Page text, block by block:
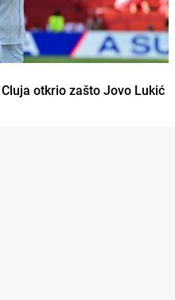
otkrio zašto Jovo Lukić